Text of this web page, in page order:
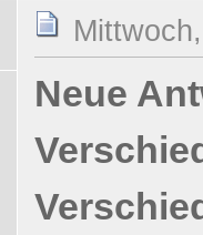
Neue